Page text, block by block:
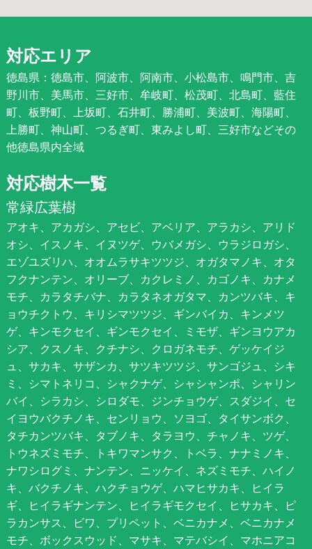
対応エリア
徳島県：徳島市、阿波市、阿南市、小松島市、鳴門市、吉
野川市、美馬市、三好市、牟岐町、松茂町、北島町、藍住
町、板野町、上坂町、石井町、勝浦町、美波町、海陽町、
上勝町、神山町、つるぎ町、東みよし町、三好市などその
他徳島県内全域
対応樹木一覧
常緑広葉樹
アオキ、アカガシ、アセビ、アベリア、アラカシ、アリド
オシ、イスノキ、イヌツゲ、ウバメガシ、ウラジロガシ、
エゾユズリハ、オオムラサキツツジ、オガタマノキ、オタ
フクナンテン、オリーブ、カクレミノ、カゴノキ、カナメ
モチ、カラタチバナ、カラタネオガタマ、カンツバキ、キ
ョウチクトウ、キリシマツツジ、ギンバイカ、キンメツ
ゲ、キンモクセイ、ギンモクセイ、ミモザ、ギンヨウアカ
シア、クスノキ、クチナシ、クロガネモチ、ゲッケイジ
ュ、サカキ、サザンカ、サツキツツジ、サンゴジュ、シキ
ミ、シマトネリコ、シャクナゲ、シャシャンポ、シャリン
バイ、シラカシ、シロダモ、ジンチョウゲ、スダジイ、セ
イヨウバクチノキ、センリョウ、ソヨゴ、タイサンボク、
タチカンツバキ、タブノキ、タラヨウ、チャノキ、ツゲ、
トウネズミモチ、トキワマンサク、トベラ、ナナミノキ、
ナワシログミ、ナンテン、ニッケイ、ネズミモチ、ハイノ
キ、バクチノキ、ハクチョウゲ、ハマヒサカキ、ヒイラ
ギ、ヒイラギナンテン、ヒイラギモクセイ、ヒサカキ、ピ
ラカンサス、ビワ、プリペット、ベニカナメ、ベニカナメ
モチ、ボックスウッド、マサキ、マテバシイ、マホニアコ